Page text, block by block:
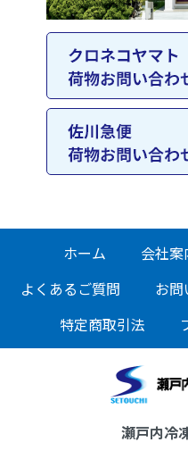
ホーム 会社案
よくあるご質問
お問
特定商取引法
瀬戸内冷